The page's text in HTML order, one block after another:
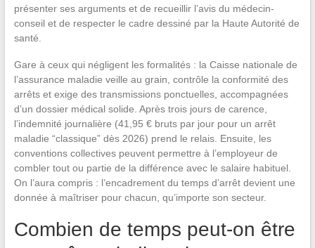
présenter ses arguments et de recueillir l’avis du médecin-
conseil et de respecter le cadre dessiné par la Haute Autorité de
santé.
Gare à ceux qui négligent les formalités : la Caisse nationale de
l’assurance maladie veille au grain, contrôle la conformité des
arrêts et exige des transmissions ponctuelles, accompagnées
d’un dossier médical solide. Après trois jours de carence,
l’indemnité journalière (41,95 € bruts par jour pour un arrêt
maladie “classique” dès 2026) prend le relais. Ensuite, les
conventions collectives peuvent permettre à l’employeur de
combler tout ou partie de la différence avec le salaire habituel.
On l’aura compris : l’encadrement du temps d’arrêt devient une
donnée à maîtriser pour chacun, qu’importe son secteur.
Combien de temps peut-on être